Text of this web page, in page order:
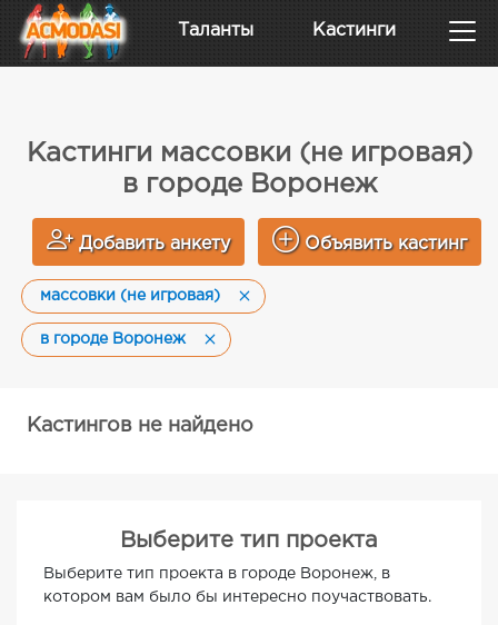
Таланты Кастинги
Кастинги массовки (не игровая)
в городе Воронеж
Добавить анкету Объявить кастинг
массовки (не игровая)
в городе Воронеж
Кастингов не найдено
Выберите тип проекта
Выберите тип проекта в городе Воронеж, в
котором вам было бы интересно поучаствовать.